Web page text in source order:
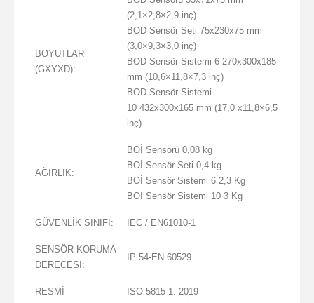
BOYUTLAR
(GXYXD):
(2,1×2,8×2,9 inç)
BOD Sensör Seti 75x230x75 mm
(3,0×9,3×3,0 inç)
BOD Sensör Sistemi 6 270x300x185
mm (10,6×11,8×7,3 inç)
BOD Sensör Sistemi
10 432x300x165 mm (17,0 x11,8×6,5
inç)
AĞIRLIK:
BOİ Sensörü 0,08 kg
BOİ Sensör Seti 0,4 kg
BOİ Sensör Sistemi 6 2,3 Kg
BOİ Sensör Sistemi 10 3 Kg
GÜVENLİK SINIFI: IEC / EN61010-1
SENSÖR KORUMA
DERECESİ:
IP 54-EN 60529
RESMİ
ISO 5815-1: 2019